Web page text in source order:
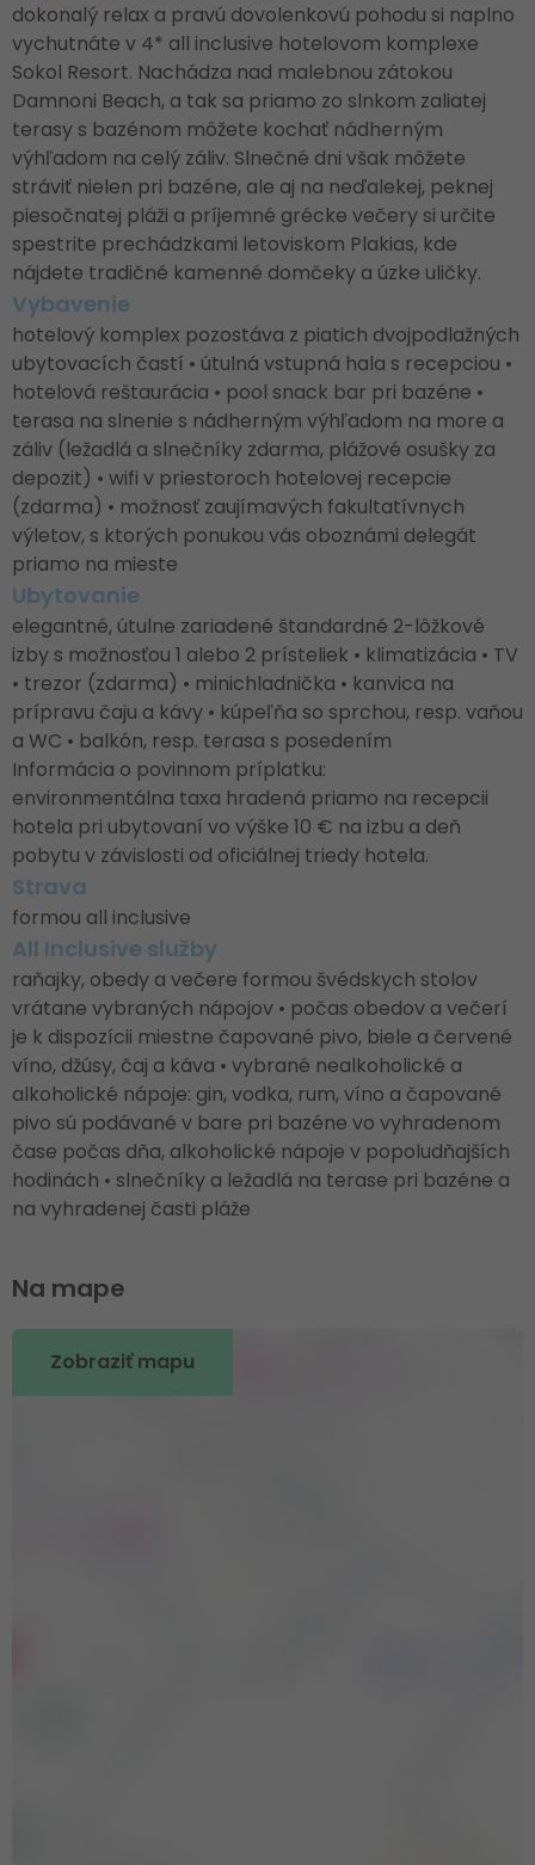
dokonalý relax a pravú dovolenkovú pohodu si naplno
vychutnáte v 4* all inclusive hotelovom komplexe
Sokol Resort. Nachádza nad malebnou zátokou
Damnoni Beach, a tak sa priamo zo slnkom zaliatej
terasy s bazénom môžete kochať nádherným
výhľadom na celý záliv. Slnečné dni však môžete
stráviť nielen pri bazéne, ale aj na neďalekej, peknej
piesočnatej pláži a príjemné grécke večery si určite
spestrite prechádzkami letoviskom Plakias, kde
nájdete tradičné kamenné domčeky a úzke uličky.
Vybavenie
hotelový komplex pozostáva z piatich dvojpodlažných
ubytovacích častí • útulná vstupná hala s recepciou •
hotelová reštaurácia • pool snack bar pri bazéne •
terasa na slnenie s nádherným výhľadom na more a
záliv (ležadlá a slnečníky zdarma, plážové osušky za
depozit) • wifi v priestoroch hotelovej recepcie
(zdarma) • možnosť zaujímavých fakultatívnych
výletov, s ktorých ponukou vás oboznámi delegát
priamo na mieste
Ubytovanie
elegantné, útulne zariadené štandardné 2-lôžkové
izby s možnosťou 1 alebo 2 prísteliek • klimatizácia • TV
• trezor (zdarma) • minichladnička • kanvica na
prípravu čaju a kávy • kúpeľňa so sprchou, resp. vaňou
a WC • balkón, resp. terasa s posedením
Informácia o povinnom príplatku:
environmentálna taxa hradená priamo na recepcii
hotela pri ubytovaní vo výške 10 € na izbu a deň
pobytu v závislosti od oficiálnej triedy hotela.
Strava
formou all inclusive
All Inclusive služby
raňajky, obedy a večere formou švédskych stolov
vrátane vybraných nápojov • počas obedov a večerí
je k dispozícii miestne čapované pivo, biele a červené
víno, džúsy, čaj a káva • vybrané nealkoholické a
alkoholické nápoje: gin, vodka, rum, víno a čapované
pivo sú podávané v bare pri bazéne vo vyhradenom
čase počas dňa, alkoholické nápoje v popoludňajších
hodinách • slnečníky a ležadlá na terase pri bazéne a
na vyhradenej časti pláže
Na mape
Zobraziť mapu